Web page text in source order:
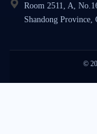
Room 2511, A,
Shandong Province,
©